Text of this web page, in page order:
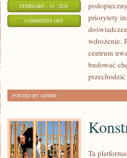
FEBRUARY - 14 - 2026
COMMENTS OFFON
UCZNIOWIE
priorytety
wdrożenie.
centrum
budować
POSTED BY ADMIN
Ta